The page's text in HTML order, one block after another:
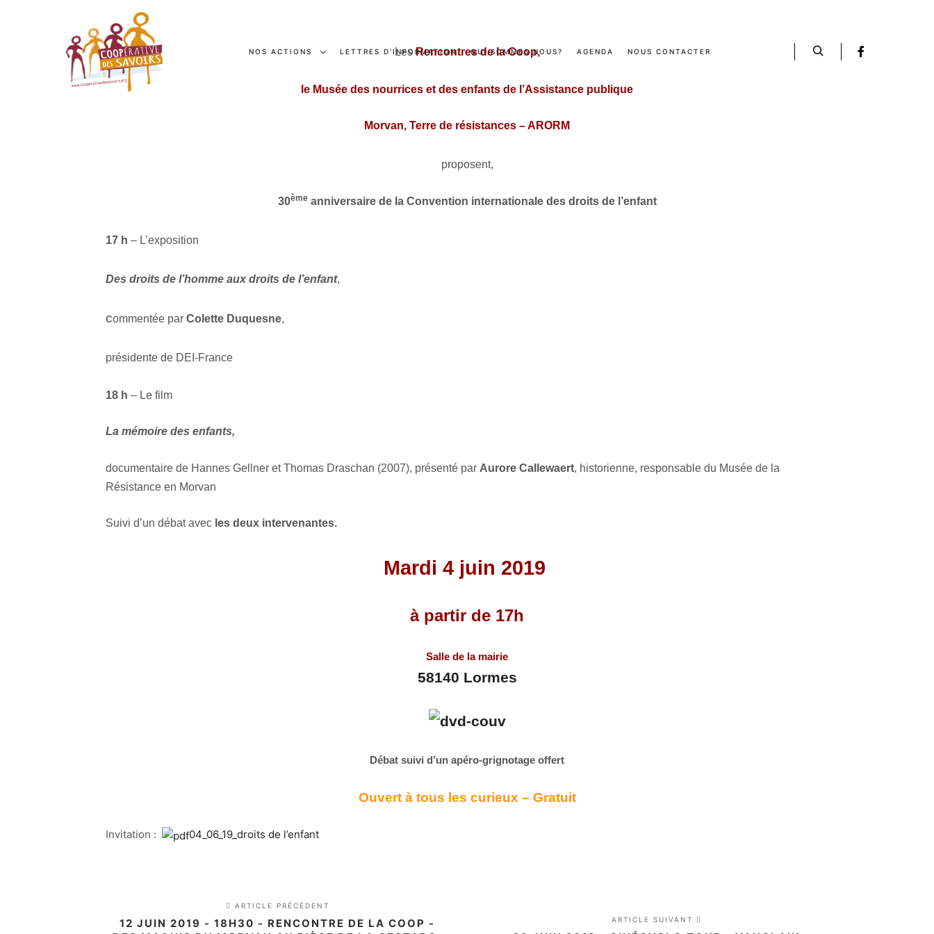
NOS ACTIONS LETTRES D’INFORMATION QUI SOMMES NOUS? AGENDA NOUS CONTACTER
LesRencontres de la Coop,
le Musée des nourrices et des enfants de l’Assistance publique
Morvan, Terre de résistances – ARORM
proposent,
30èmeanniversaire de la Convention internationale des droits de l’enfant
17 h – L’exposition
Des droits de l’homme aux droits de l’enfant,
commentée par Colette Duquesne,
présidente de DEI-France
18 h – Le film
La mémoire des enfants,
documentaire de Hannes Gellner et Thomas Draschan (2007), présenté par Aurore Callewaert, historienne, responsable du Musée de la
Résistance en Morvan
Suivi d’un débat avec les deux intervenantes.
Mardi 4 juin 2019
à partir de 17h
Salle de la mairie
58140 Lormes
Débat suivi d’un apéro-grignotage offert
Ouvert à tous les curieux – Gratuit
Invitation : 04_06_19_droits de l’enfant
ARTICLE PRÉCÉDENT
12 JUIN 2019 - 18H30 - RENCONTRE DE LA COOP -
ARTICLE SUIVANT